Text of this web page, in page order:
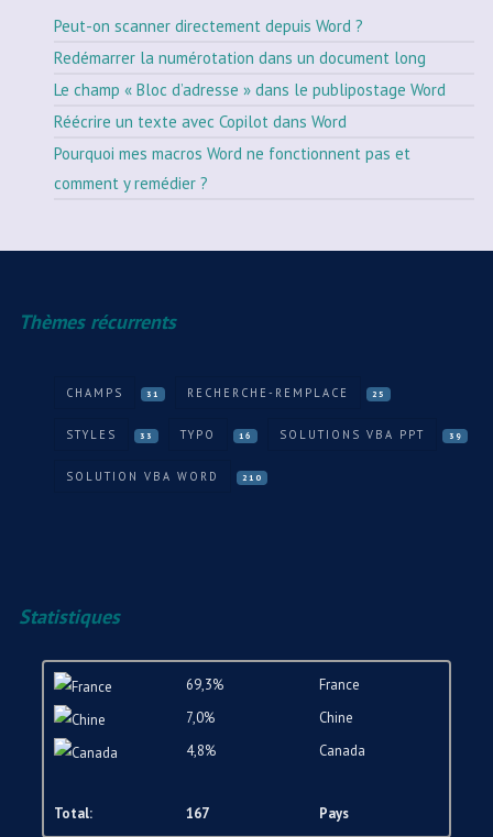
Peut-on scanner directement depuis Word ?
Redémarrer la numérotation dans un document long
Le champ « Bloc d’adresse » dans le publipostage Word
Réécrire un texte avec Copilot dans Word
Pourquoi mes macros Word ne fonctionnent pas et
comment y remédier ?
Thèmes récurrents
CHAMPS 31 RECHERCHE-REMPLACE 25
STYLES 33 TYPO 16 SOLUTIONS VBA PPT 39
SOLUTION VBA WORD 210
Statistiques
69,3%
France
7,0%
Chine
4,8%
Canada
Total: 167 Pays